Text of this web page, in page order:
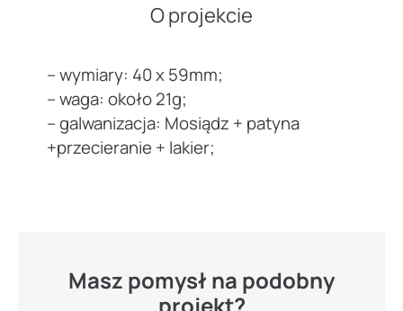
O projekcie
– wymiary: 40 x 59mm;
– waga: około 21g;
– galwanizacja: Mosiądz + patyna
+przecieranie + lakier;
Masz pomysł na podobny
projekt?